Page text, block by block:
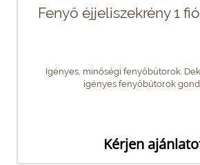
Fenyő éjjeliszekrény 1
Igényes, minőségi fenyőbútorok.
igényes fenyőbútorok
Kérjen